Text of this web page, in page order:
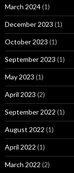
March 2024(1)
December 2023 (1)
October 2023 (1)
September 2023 (1)
May 2023 (1)
April 2023 (2)
September 2022 (1)
August 2022 (1)
April 2022 (1)
March 2022 (2)